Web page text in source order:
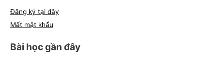
Đăng ký tại đây
Mất mật khẩu
Bài học gần đây